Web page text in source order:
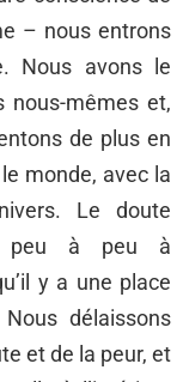
– nous entrons
Nous avons le
nous-mêmes et,
de plus en
monde, avec la
Le doute
peu à peu à
y a une place
délaissons
et de la peur, et